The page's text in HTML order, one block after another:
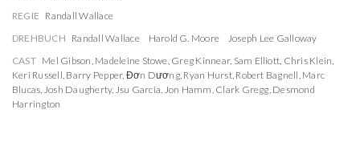
REGIE Randall Wallace
DREHBUCH Randall Wallace Harold G. Moore
Joseph Lee Galloway
CAST Mel Gibson, Madeleine Stowe, Greg Kinnear, Sam Elliott, Chris Klein,
Keri Russell, Barry Pepper, Đơn Dương, Ryan Hurst, Robert Bagnell, Marc
Blucas, Josh Daugherty, Jsu Garcia, Jon Hamm, Clark Gregg, Desmond
Harrington